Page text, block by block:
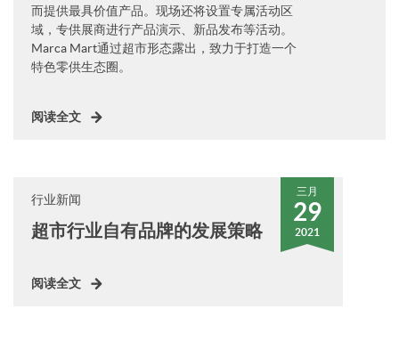
而提供最具价值产品。现场还将设置专属活动区
域，专供展商进行产品演示、新品发布等活动。
Marca Mart通过超市形态露出，致力于打造一个
特色零供生态圈。
阅读全文
三月
29
2021
行业新闻
超市行业自有品牌的发展策略
阅读全文